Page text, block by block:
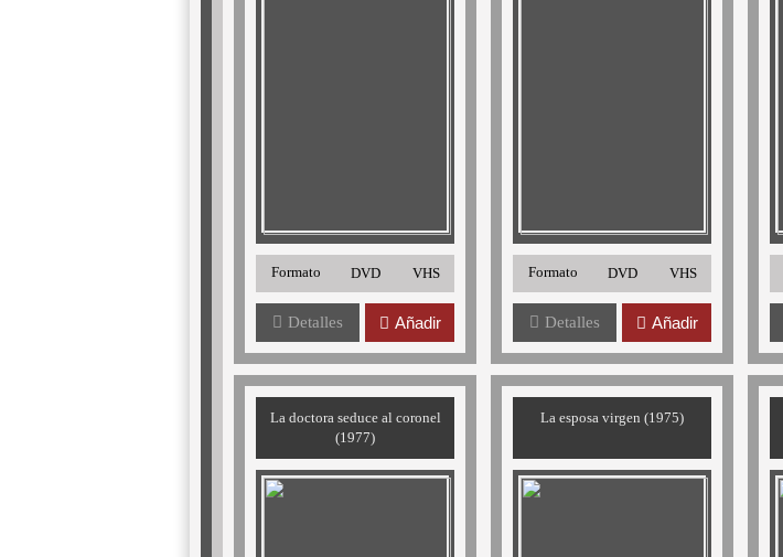
Formato DVD VHS
Detalles Añadir
Formato DVD VHS
Detalles Añadir
La doctora seduce al coronel
(1977)
La esposa virgen (1975)